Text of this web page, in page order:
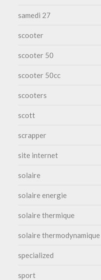
samedi 27
scooter
scooter 50
scooter 50cc
scooters
scott
scrapper
site internet
solaire
solaire energie
solaire thermique
solaire thermodynamique
specialized
sport